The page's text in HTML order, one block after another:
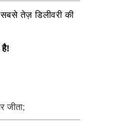
तेज़ डिलीवरी की
है!
जीता;